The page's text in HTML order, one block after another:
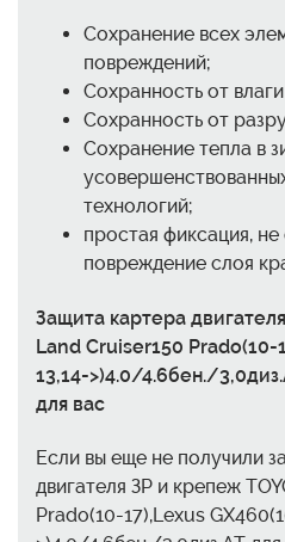
Сохранение всех
повреждений;
Сохранность от
Сохранность от
Сохранение тепла в
технологий;
простая фиксация,
повреждение слоя
Защита картера
Land Cruiser150 Prado(10-
13,14->)4.0/4.6бен./
для вас
Если вы еще не получили
двигателя ЗР и крепеж
Prado(10-17),Lexus